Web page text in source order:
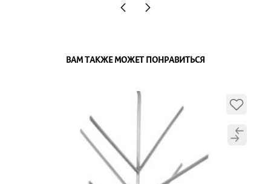
ВАМ ТАКЖЕ МОЖЕТ ПОНРАВИТЬСЯ